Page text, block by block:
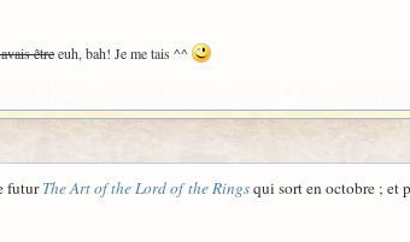
êtreeuh, bah! Je me tais ^^
futurThe Art of the Lord of the Ringsqui sort en octobre ; et